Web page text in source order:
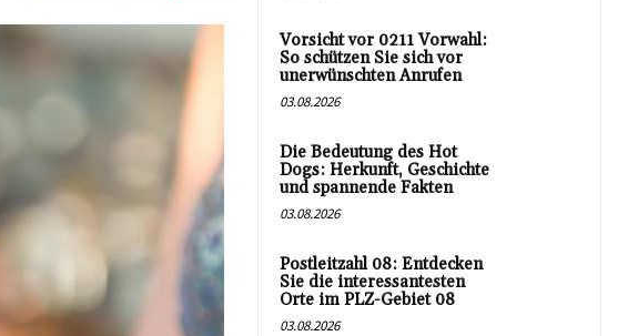
Vorsicht vor 0211 Vorwahl:
So schützen Sie sich vor
unerwünschten Anrufen
03.08.2026
Die Bedeutung des Hot
Dogs: Herkunft, Geschichte
und spannende Fakten
03.08.2026
Postleitzahl 08: Entdecken
Sie die interessantesten
Orte im PLZ-Gebiet 08
03.08.2026